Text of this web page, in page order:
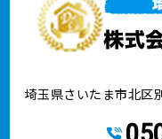
埼玉県さいたま市北区